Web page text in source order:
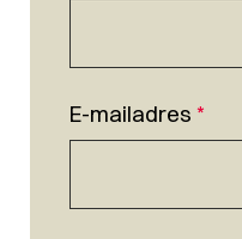
E-mailadres *